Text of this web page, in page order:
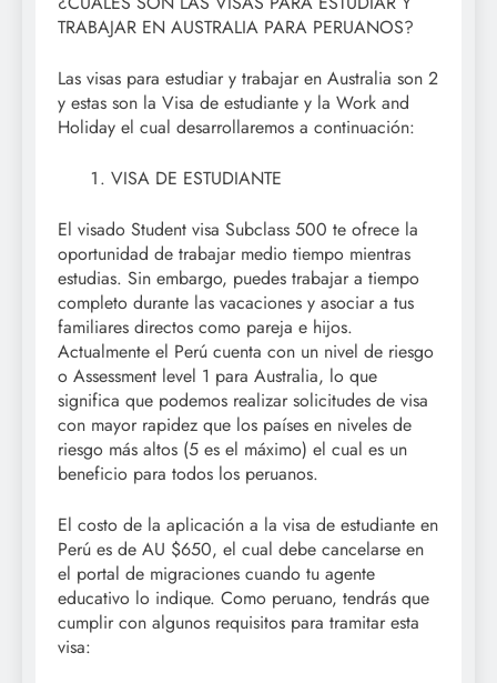
TRABAJAR EN AUSTRALIA PARA PERUANOS?
Las visas para estudiar y trabajar en Australia son 2
y estas son la Visa de estudiante y la Work and
Holiday el cual desarrollaremos a continuación:
VISA DE ESTUDIANTE
El visado Student visa Subclass 500 te ofrece la
oportunidad de trabajar medio tiempo mientras
estudias. Sin embargo, puedes trabajar a tiempo
completo durante las vacaciones y asociar a tus
familiares directos como pareja e hijos.
Actualmente el Perú cuenta con un nivel de riesgo
o Assessment level 1 para Australia, lo que
significa que podemos realizar solicitudes de visa
con mayor rapidez que los países en niveles de
riesgo más altos (5 es el máximo) el cual es un
beneficio para todos los peruanos.
El costo de la aplicación a la visa de estudiante en
Perú es de AU $650, el cual debe cancelarse en
el portal de migraciones cuando tu agente
educativo lo indique. Como peruano, tendrás que
cumplir con algunos requisitos para tramitar esta
visa: